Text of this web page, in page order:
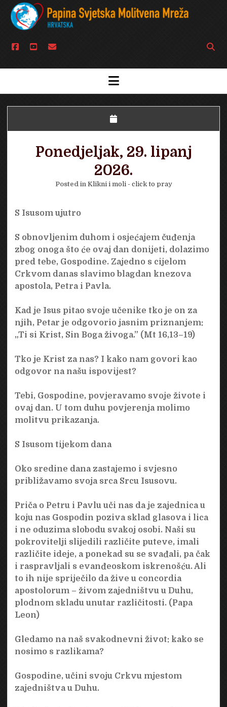
facebook
youtubeemail
Open
bar
open
menu
Ponedjeljak, 29. lipanj
2026.
Posted in Klikni i moli - click to pray
S Isusom ujutro
S obnovljenim duhom i osjećajem čuđenja
zbog onoga što će ovaj dan donijeti, dolazimo
pred tebe, Gospodine. Zajedno s cijelom
Crkvom danas slavimo blagdan knezova
apostola, Petra i Pavla.
Kad je Isus pitao svoje učenike tko je on za
njih, Petar je odgovorio jasnim priznanjem:
„Ti si Krist, Sin Boga živoga.” (Mt 16,13–19)
Tko je Krist za nas? I kako nam govori kao
odgovor na našu ispovijest?
Tebi, Gospodine, povjeravamo svoje živote i
ovaj dan. U tom duhu povjerenja molimo
molitvu prikazanja.
S Isusom tijekom dana
Oko sredine dana zastajemo i svjesno
približavamo svoja srca Srcu Isusovu.
Priča o Petru i Pavlu uči nas da je zajednica u
koju nas Gospodin poziva sklad glasova i lica
i ne oduzima slobodu svakoj osobi. Naši su
pokrovitelji slijedili različite puteve, imali
različite ideje, a ponekad su se svađali, pa čak
i raspravljali s evanđeoskom iskrenošću. Ali
to ih nije spriječilo da žive u concordia
apostolorum – živom zajedništvu u Duhu,
plodnom skladu unutar različitosti. (Papa
Leon)
Gledamo na naš svakodnevni život: kako se
nosimo s razlikama?
Gospodine, učini svoju Crkvu mjestom
zajedništva u Duhu.